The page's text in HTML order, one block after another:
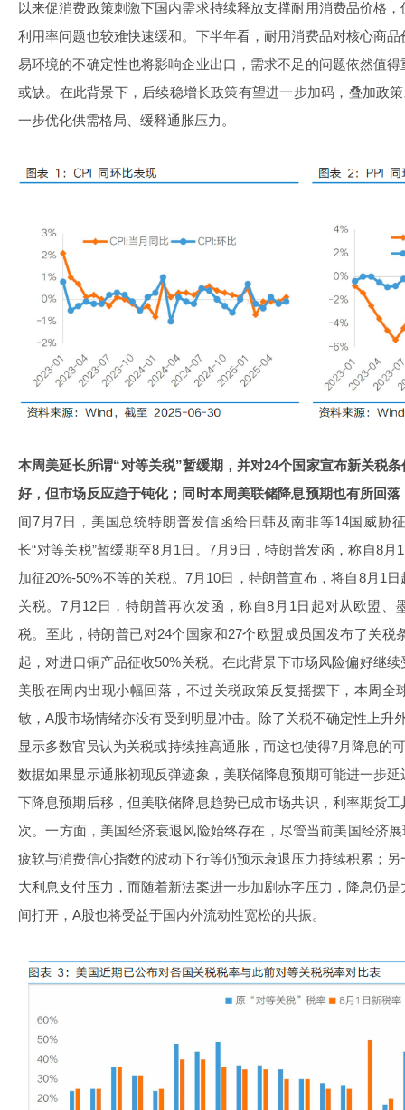
以来促消费政策刺激下国内需求持续释放支撑耐用消费品价格
利用率问题也较难快速缓和。下半年看，耐用消费品对核心商
易环境的不确定性也将影响企业出口，需求不足的问题依然值
或缺。在此背景下，后续稳增长政策有望进一步加码，叠加政
一步优化供需格局、缓释通胀压力。
本周美延长所谓“对等关税”暂缓期，并对24个国家宣布新关税
好，但市场反应趋于钝化；同时本周美联储降息预期也有所回
间7月7日，美国总统特朗普发信函给日韩及南非等14国威胁
长“对等关税”暂缓期至8月1日。7月9日，特朗普发函，称自8
加征20%-50%不等的关税。7月10日，特朗普宣布，将自8月1
关税。7月12日，特朗普再次发函，称自8月1日起对从欧盟、
税。至此，特朗普已对24个国家和27个欧盟成员国发布了关税
起，对进口铜产品征收50%关税。在此背景下市场风险偏好继
美股在周内出现小幅回落，不过关税政策反复摇摆下，本周全
敏，A股市场情绪亦没有受到明显冲击。除了关税不确定性上升
显示多数官员认为关税或持续推高通胀，而这也使得7月降息的
数据如果显示通胀初现反弹迹象，美联储降息预期可能进一步
下降息预期后移，但美联储降息趋势已成市场共识，利率期货
次。一方面，美国经济衰退风险始终存在，尽管当前美国经济
疲软与消费信心指数的波动下行等仍预示衰退压力持续积累；
大利息支付压力，而随着新法案进一步加剧赤字压力，降息仍
间打开，A股也将受益于国内外流动性宽松的共振。